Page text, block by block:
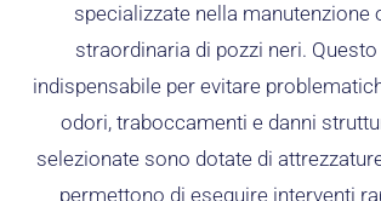
specializzate nella manutenzione
straordinaria di pozzi neri.
indispensabile per evitare
odori, traboccamenti e danni
selezionate sono dotate di
permettono di eseguire interventi